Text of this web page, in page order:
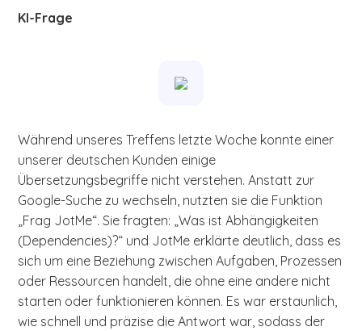
KI-Frage
Während unseres Treffens letzte Woche konnte einer
unserer deutschen Kunden einige
Übersetzungsbegriffe nicht verstehen. Anstatt zur
Google-Suche zu wechseln, nutzten sie die Funktion
„Frag JotMe“. Sie fragten: „Was ist Abhängigkeiten
(Dependencies)?“ und JotMe erklärte deutlich, dass es
sich um eine Beziehung zwischen Aufgaben, Prozessen
oder Ressourcen handelt, die ohne eine andere nicht
starten oder funktionieren können. Es war erstaunlich,
wie schnell und präzise die Antwort war, sodass der